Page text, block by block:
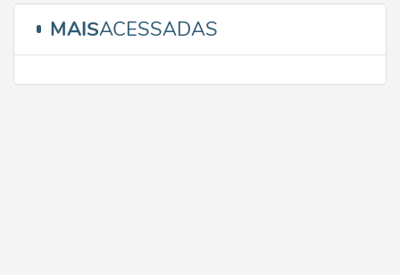
MAISACESSADAS